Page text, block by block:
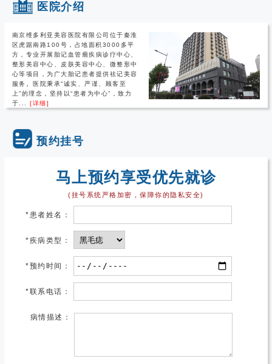
医院介绍
南京维多利亚美容医院有限公司位于秦淮
区虎踞南路100号，占地面积3000多平
方，专业开展胎记血管瘤疾病诊疗中心、
整形美容中心、皮肤美容中心、微整形中
心等项目，为广大胎记患者提供祛记美容
服务。医院秉承“诚实、严谨、顾客至
上”的理念，坚持以“患者为中心”，致力
于...[详细]
预约挂号
马上预约享受优先就诊
(挂号系统严格加密，保障你的隐私安全)
*患者姓名：
*疾病类型：
*预约时间：
*联系电话：
病情描述：